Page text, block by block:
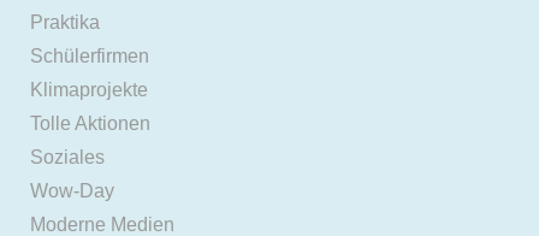
Praktika
Schülerfirmen
Klimaprojekte
Tolle Aktionen
Soziales
Wow-Day
Moderne Medien